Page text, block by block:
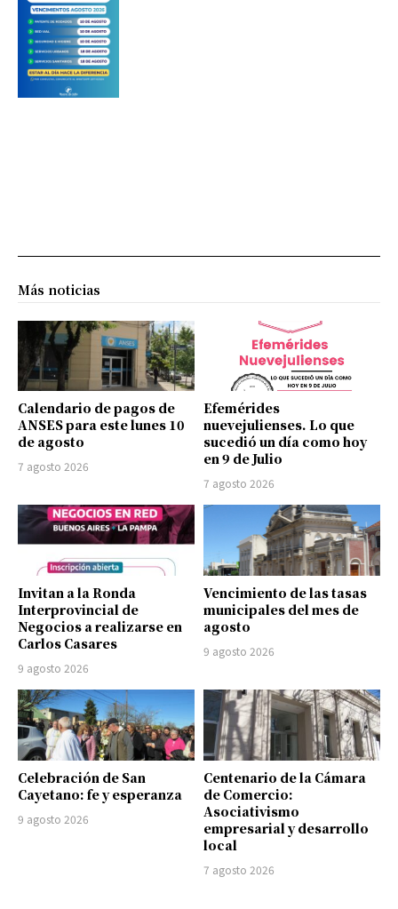
Más noticias
Calendario de pagos de
ANSES para este lunes 10
de agosto
7 agosto 2026
Efemérides
nuevejulienses. Lo que
sucedió un día como hoy
en 9 de Julio
7 agosto 2026
Invitan a la Ronda
Interprovincial de
Negocios a realizarse en
Carlos Casares
9 agosto 2026
Vencimiento de las tasas
municipales del mes de
agosto
9 agosto 2026
Celebración de San
Cayetano: fe y esperanza
9 agosto 2026
Centenario de la Cámara
de Comercio:
Asociativismo
empresarial y desarrollo
local
7 agosto 2026